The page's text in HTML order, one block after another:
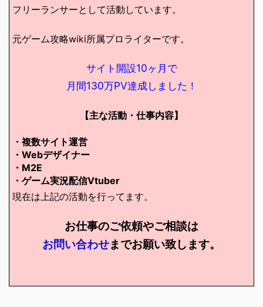
フリーランサーとして活動しています。
元ゲーム攻略wiki所属プロライターです。
サイト開設10ヶ月で
月間130万PV達成しました！
【主な活動・仕事内容】
・複数サイト運営
・Webデザイナー
・M2E
・ゲーム実況配信Vtuber
現在は上記の活動を行ってます。
お仕事のご依頼やご相談は
お問い合わせまでお願い致します。